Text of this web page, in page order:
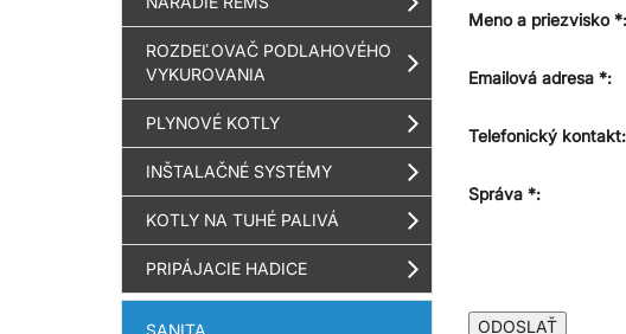
ROZDEĽOVAČ PODLAHOVÉHO
VYKUROVANIA
PLYNOVÉ KOTLY
INŠTALAČNÉ SYSTÉMY
KOTLY NA TUHÉ PALIVÁ
PRIPÁJACIE HADICE
SANITA
Meno a priezvisko *:
Emailová adresa *:
Telefonický kontakt:
Správa *:
ODOSLAŤ